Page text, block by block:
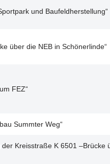
und Baufeldherstellung“
über die NEB in Schönerlinde“
FEZ“
Summter Weg“
Kreisstraße K 6501 –Brücke